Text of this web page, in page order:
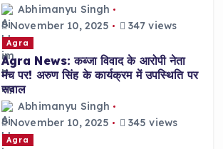
Abhimanyu Singh
November 10, 2025
347 views
Agra
Agra News: कब्जा विवाद के आरोपी नेता
मंच पर! अरुण सिंह के कार्यक्रम में उपस्थिति पर
सवाल
Abhimanyu Singh
November 10, 2025
345 views
Agra